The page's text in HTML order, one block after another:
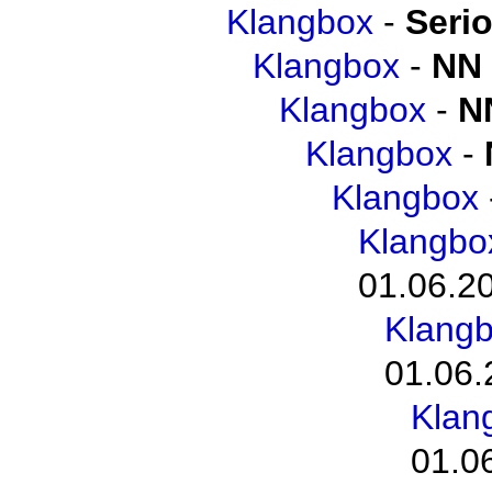
Klangbox -
Klangbox - NN
Klangbox -
Klangbox -
Klangbox